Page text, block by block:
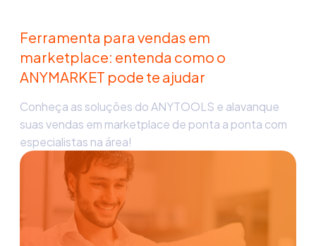
Ferramenta para vendas em
marketplace: entenda como o
ANYMARKET pode te ajudar
Conheça as soluções do ANYTOOLS e alavanque
suas vendas em marketplace de ponta a ponta com
especialistas na área!